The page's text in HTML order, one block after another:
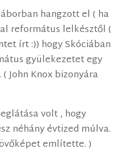
hangzott el ( ha
református lelkésztől (
írt :)) hogy Skóciában
gyülekezetet egy
John Knox bizonyára
volt , hogy
néhány évtized múlva.
említette. )